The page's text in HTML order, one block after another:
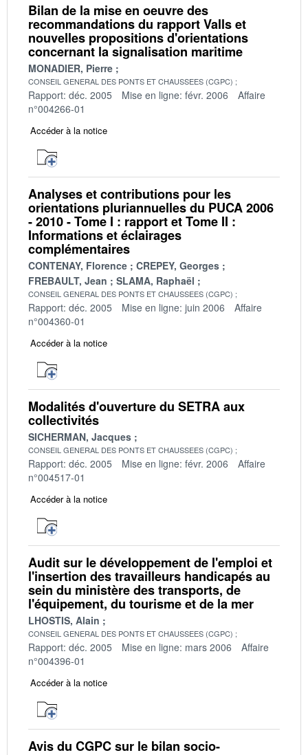
Bilan de la mise en oeuvre des
recommandations du rapport Valls et
nouvelles propositions d'orientations
concernant la signalisation maritime
MONADIER, Pierre
CONSEIL GENERAL DES PONTS ET CHAUSSEES (CGPC)
Rapport: déc. 2005 Mise en ligne: févr. 2006
Affaire
n°004266-01
Accéder à la notice
Analyses et contributions pour les
orientations pluriannuelles du PUCA 2006
- 2010 - Tome I : rapport et Tome II :
Informations et éclairages
complémentaires
CONTENAY, Florence
CREPEY, Georges
FREBAULT, Jean
SLAMA, Raphaël
CONSEIL GENERAL DES PONTS ET CHAUSSEES (CGPC)
Rapport: déc. 2005 Mise en ligne: juin 2006
Affaire
n°004360-01
Accéder à la notice
Modalités d'ouverture du SETRA aux
collectivités
SICHERMAN, Jacques
CONSEIL GENERAL DES PONTS ET CHAUSSEES (CGPC)
Rapport: déc. 2005 Mise en ligne: févr. 2006
Affaire
n°004517-01
Accéder à la notice
Audit sur le développement de l'emploi et
l'insertion des travailleurs handicapés au
sein du ministère des transports, de
l'équipement, du tourisme et de la mer
LHOSTIS, Alain
CONSEIL GENERAL DES PONTS ET CHAUSSEES (CGPC)
Rapport: déc. 2005 Mise en ligne: mars 2006
Affaire
n°004396-01
Accéder à la notice
Avis du CGPC sur le bilan socio-